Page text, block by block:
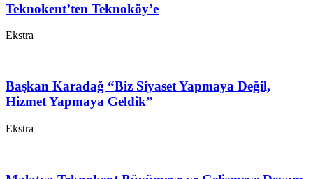
Teknokent’ten Teknoköy’e
Ekstra
Başkan Karadağ “Biz Siyaset Yapmaya Değil,
Hizmet Yapmaya Geldik”
Ekstra